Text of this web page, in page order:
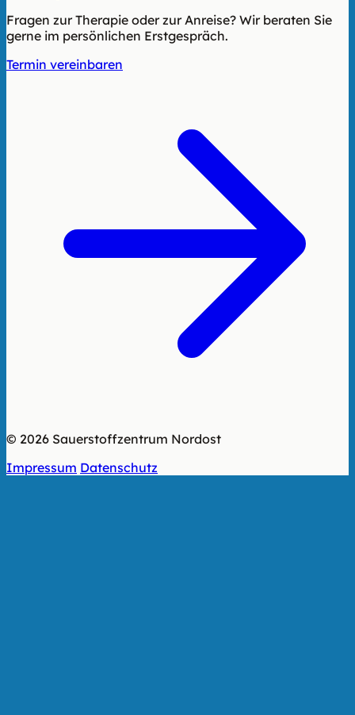
Fragen zur Therapie oder zur Anreise? Wir beraten Sie
gerne im persönlichen Erstgespräch.
Termin vereinbaren
© 2026 Sauerstoffzentrum Nordost
Impressum Datenschutz